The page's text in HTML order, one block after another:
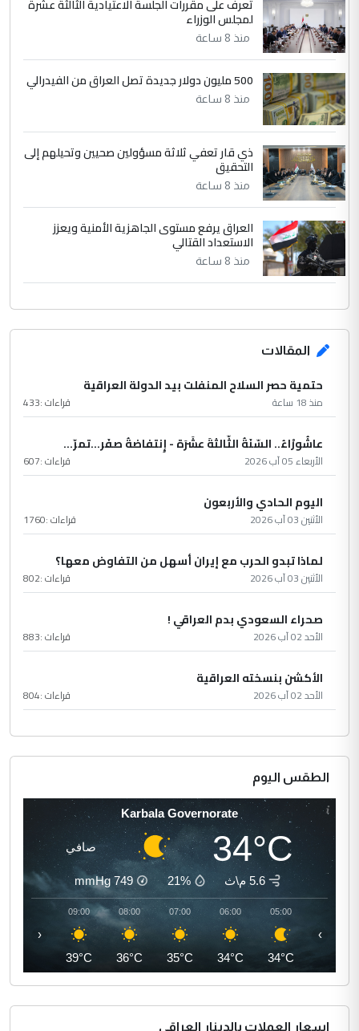
الموضوع :
بين الإهمال واغتصاب الأرض.. بلاد
الرافدين تعاني الجفاف والتصحر!!
تعرف على مقررات الجلسة الاعتيادية الثالثة عشرة
لمجلس الوزراء
منذ 8 ساعة
500 مليون دولار جديدة تصل العراق من الفيدرالي
منذ 8 ساعة
ذي قار تعفي ثلاثة مسؤولين صحيين وتحيلهم إلى
التحقيق
منذ 8 ساعة
العراق يرفع مستوى الجاهزية الأمنية ويعزز
الاستعداد القتالي
منذ 8 ساعة
المقالات
حتمية حصر السلاح المنفلت بيد الدولة العراقية
منذ 18 ساعة قراءات :433
عاشُورْاءُ.. السّنَةُ الثّالثةَ عشَرَة - إِنتفاضةُ صفَر…تمرّ...
الأربعاء 05 آب 2026 قراءات :607
اليوم الحادي والأربعون
الأثنين 03 آب 2026 قراءات :1760
لماذا تبدو الحرب مع إيران أسهل من التفاوض معها؟
الأثنين 03 آب 2026 قراءات :802
صحراء السعودي بدم العراقي !
الأحد 02 آب 2026 قراءات :883
الأكشن بنسخته العراقية
الأحد 02 آب 2026 قراءات :804
الطقس اليوم
Karbala Governorate
34°C صافي
5.6 م\ث 21%
749
mmHg
05:00
34°C
06:00
34°C
07:00
35°C
08:00
36°C
09:00
39°C
‹ ›
اسعار العملات بالدينار العراقي